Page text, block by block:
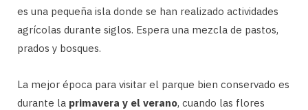
es una pequeña isla donde se han realizado actividades
agrícolas durante siglos. Espera una mezcla de pastos,
prados y bosques.
La mejor época para visitar el parque bien conservado es
durante la primavera y el verano, cuando las flores